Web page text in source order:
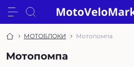
МОТОБЛОКИ Мотопомпа
Мотопомпа